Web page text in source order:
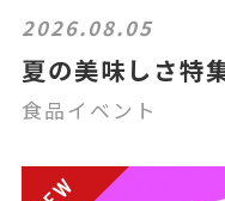
2026.08.05
夏の美味しさ特
食品イベント